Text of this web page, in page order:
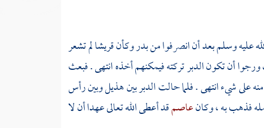
عليه وسلم بعد أن انصرفوا منبدروكأن قريشا لم تشعر
أن تكون الدبر تركته فيمكنهم أخذه انتهى . فبعث
على شيء انتهى . فلما حالت الدبر بينهذيلوبين رأس
فذهب به ، وكانعاصمقد أعطى الله تعالى عهدا أن لا